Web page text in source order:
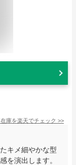
庫を楽天でチェック >>
キメ細やかな型
を演出します。